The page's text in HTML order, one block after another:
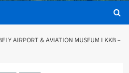
AIRPORT & AVIATION MUSEUM LKKB –